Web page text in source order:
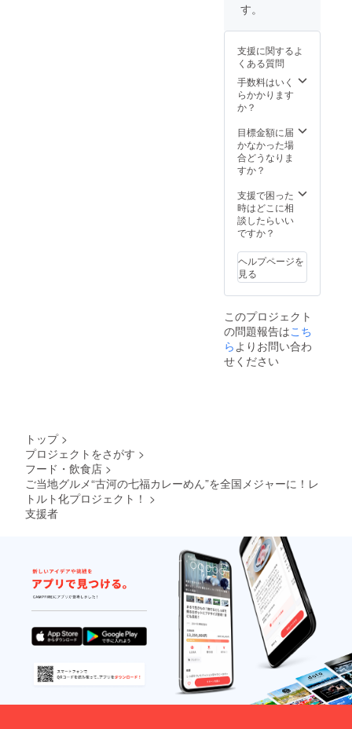
を入れ
予めお
問い合
わせく
ださ
パッ
をあな
た好み
にリデ
ザイン
納品！
※一部改
変不可
いま
す。ご
入金前
にご相
さい。
◆商品
ページ
に販売
リンク
掲載 ◆
先行販
売権
す。
支援に関するよ
くある質問
手数料はいく
らかかります
か？
目標金額に届
かなかった場
合どうなりま
すか？
支援で困った
時はどこに相
談したらいい
ですか？
ヘルプページを
見る
このプロジェクト
の問題報告はこち
らよりお問い合わ
せください
トップ >
プロジェクトをさがす >
フード・飲食店 >
ご当地グルメ“古河の七福カレーめん”を全国メジャーに！レ
トルト化プロジェクト！ >
支援者